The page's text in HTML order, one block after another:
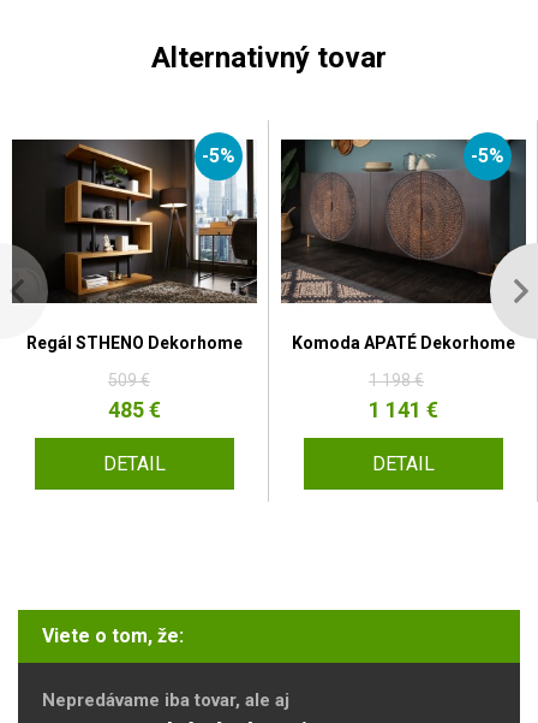
Alternativný tovar
-5%
Regál STHENO Dekorhome
509 €
485 €
DETAIL
-5%
Komoda APATÉ Dekorhome
1 198 €
1 141 €
DETAIL
Viete o tom, že:
Nepredávame iba tovar, ale aj